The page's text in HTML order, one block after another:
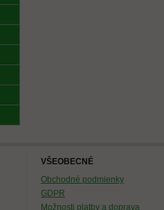
VŠEOBECNÉ
Obchodné podmienky
GDPR
Možnosti platby a doprava